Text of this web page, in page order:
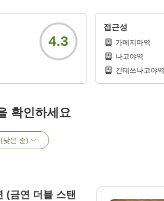
4.3
접근성
가메지마역
나고야역
긴테쓰나고야역
확인하세요
낮은 순)
(금연 더블 스탠